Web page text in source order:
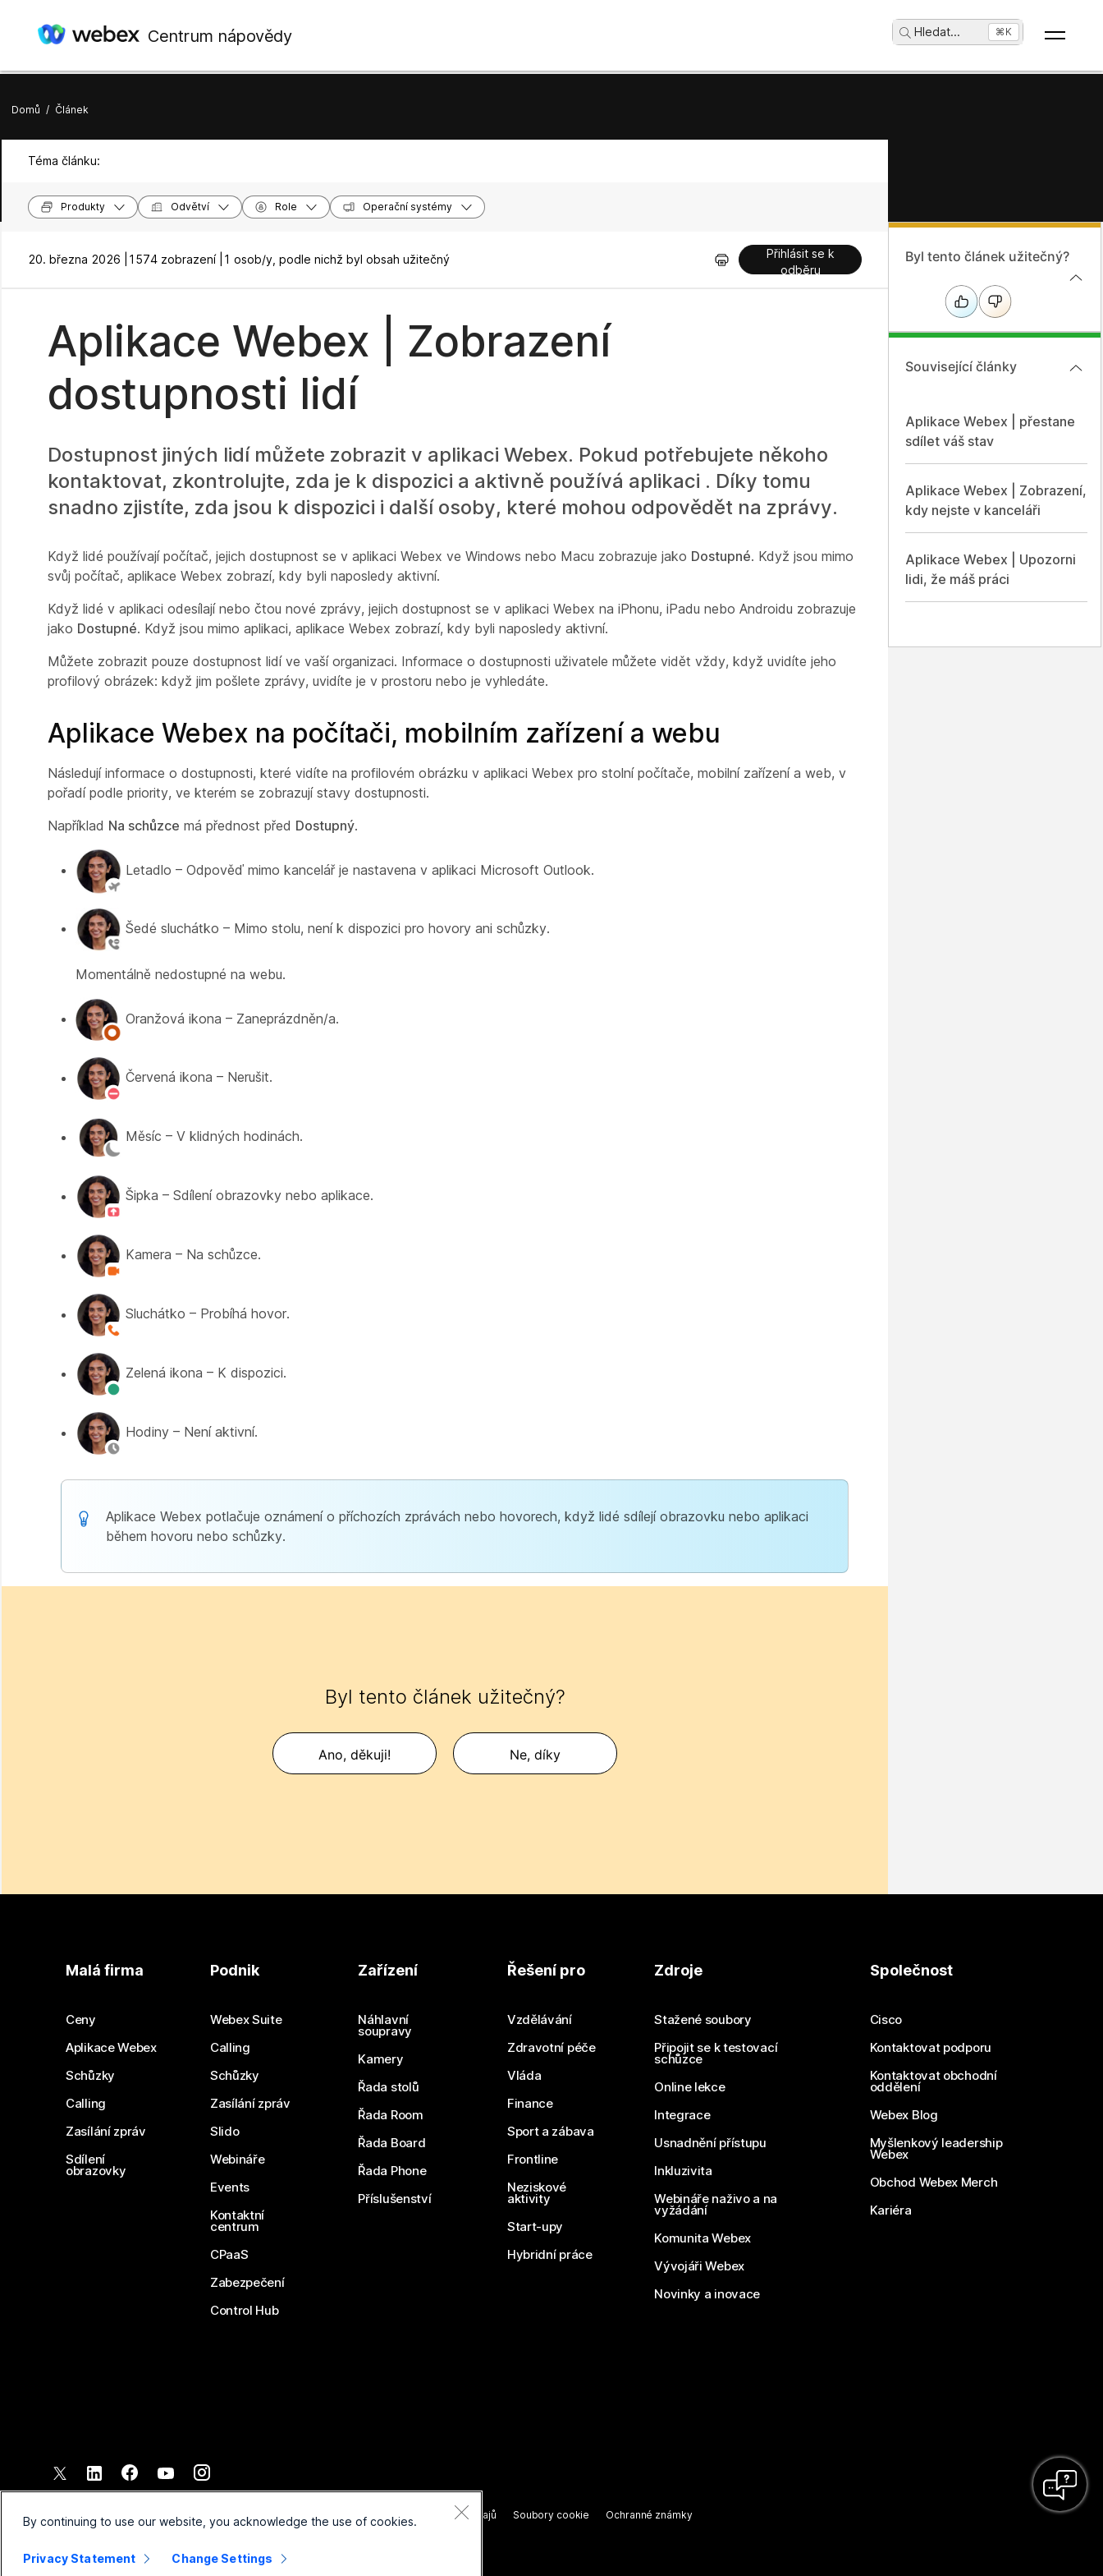
Centrum nápovědy Hledat... ⌘K
Domů / Článek
Téma článku:
Produkty Odvětví Role Operační systémy
20. března 2026 | 1574 zobrazení | 1 osob/y, podle nichž byl obsah užitečný
Přihlásit se k
odběru
Aplikace Webex | Zobrazení
dostupnosti lidí
Dostupnost jiných lidí můžete zobrazit v aplikaci Webex. Pokud potřebujete někoho
kontaktovat, zkontrolujte, zda je k dispozici a aktivně používá aplikaci . Díky tomu
snadno zjistíte, zda jsou k dispozici i další osoby, které mohou odpovědět na zprávy.
Když lidé používají počítač, jejich dostupnost se v aplikaci Webex ve Windows nebo Macu zobrazuje jako Dostupné. Když jsou mimo
svůj počítač, aplikace Webex zobrazí, kdy byli naposledy aktivní.
Když lidé v aplikaci odesílají nebo čtou nové zprávy, jejich dostupnost se v aplikaci Webex na iPhonu, iPadu nebo Androidu zobrazuje
jako Dostupné. Když jsou mimo aplikaci, aplikace Webex zobrazí, kdy byli naposledy aktivní.
Můžete zobrazit pouze dostupnost lidí ve vaší organizaci. Informace o dostupnosti uživatele můžete vidět vždy, když uvidíte jeho
profilový obrázek: když jim pošlete zprávy, uvidíte je v prostoru nebo je vyhledáte.
Aplikace Webex na počítači, mobilním zařízení a webu
Následují informace o dostupnosti, které vidíte na profilovém obrázku v aplikaci Webex pro stolní počítače, mobilní zařízení a web, v
pořadí podle priority, ve kterém se zobrazují stavy dostupnosti.
Například Na schůzce má přednost před Dostupný.
Letadlo – Odpověď mimo kancelář je nastavena v aplikaci Microsoft Outlook.
Šedé sluchátko – Mimo stolu, není k dispozici pro hovory ani schůzky.
Momentálně nedostupné na webu.
Oranžová ikona – Zaneprázdněn/a.
Červená ikona – Nerušit.
Měsíc – V klidných hodinách.
Šipka – Sdílení obrazovky nebo aplikace.
Kamera – Na schůzce.
Sluchátko – Probíhá hovor.
Zelená ikona – K dispozici.
Hodiny – Není aktivní.
Aplikace Webex potlačuje oznámení o příchozích zprávách nebo hovorech, když lidé sdílejí obrazovku nebo aplikaci
během hovoru nebo schůzky.
Byl tento článek užitečný?
Ano, děkuji! Ne, díky
Byl tento článek užitečný?
Související články
Aplikace Webex | přestane
sdílet váš stav
Aplikace Webex | Zobrazení,
kdy nejste v kanceláři
Aplikace Webex | Upozorni
lidi, že máš práci
Malá firma
Ceny
Aplikace Webex
Schůzky
Calling
Zasílání zpráv
Sdílení
obrazovky
Podnik
Webex Suite
Calling
Schůzky
Zasílání zpráv
Slido
Webináře
Events
Kontaktní
centrum
CPaaS
Zabezpečení
Control Hub
Zařízení
Náhlavní
soupravy
Kamery
Řada stolů
Řada Room
Řada Board
Řada Phone
Příslušenství
Řešení pro
Vzdělávání
Zdravotní péče
Vláda
Finance
Sport a zábava
Frontline
Neziskové
aktivity
Start-upy
Hybridní práce
Zdroje
Stažené soubory
Připojit se k testovací
schůzce
Online lekce
Integrace
Usnadnění přístupu
Inkluzivita
Webináře naživo a na
vyžádání
Komunita Webex
Vývojáři Webex
Novinky a inovace
Společnost
Cisco
Kontaktovat podporu
Kontaktovat obchodní
oddělení
Webex Blog
Myšlenkový leadership
Webex
Obchod Webex Merch
Kariéra
Smluvní podmínky
Prohlášení o ochraně osobních údajů Soubory cookie Ochranné známky
By continuing to use our website, you acknowledge the use of cookies.
Privacy Statement Change Settings